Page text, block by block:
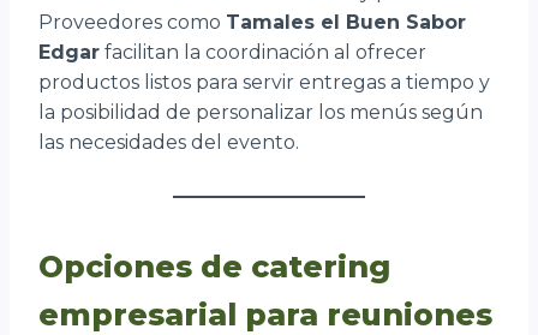
Proveedores como Tamales el Buen Sabor
Edgar facilitan la coordinación al ofrecer
productos listos para servir entregas a tiempo y
la posibilidad de personalizar los menús según
las necesidades del evento.
Opciones de catering
empresarial para reuniones